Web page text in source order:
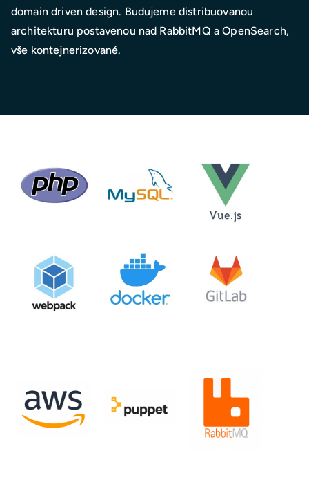
domain driven design. Budujeme distribuovanou
architekturu postavenou nad RabbitMQ a OpenSearch,
vše kontejnerizované.